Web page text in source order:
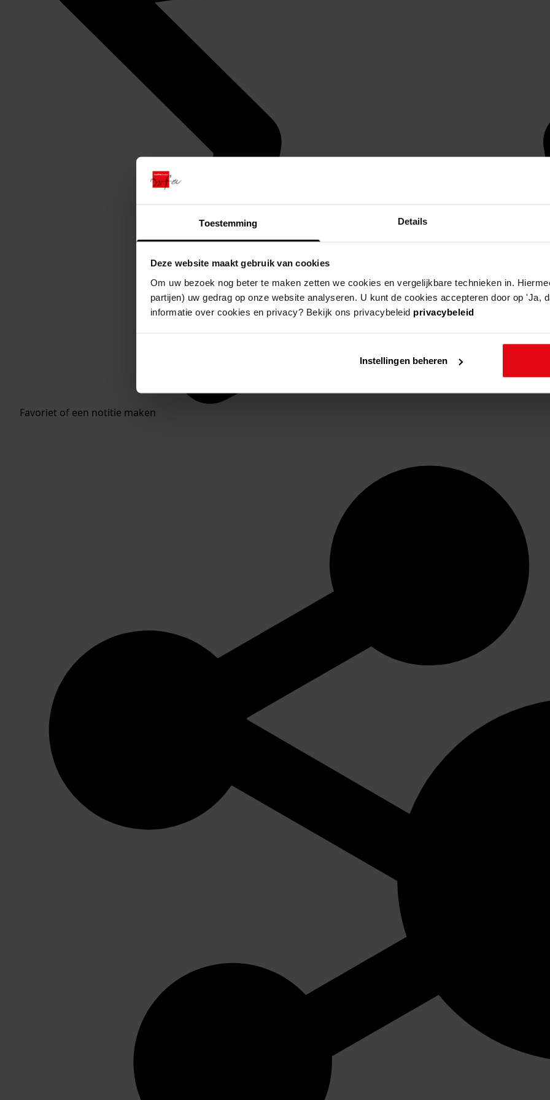
Toestemming Details
Deze website maakt gebruik van cookies
Om uw bezoek nog beter te maken zetten we cookies en vergelijkbare technieken in.
partijen) uw gedrag op onze website analyseren. U kunt de cookies accepteren door op 'Ja,
informatie over cookies en privacy? Bekijk ons privacybeleid privacybeleid
Instellingen beheren
Favoriet of een notitie maken